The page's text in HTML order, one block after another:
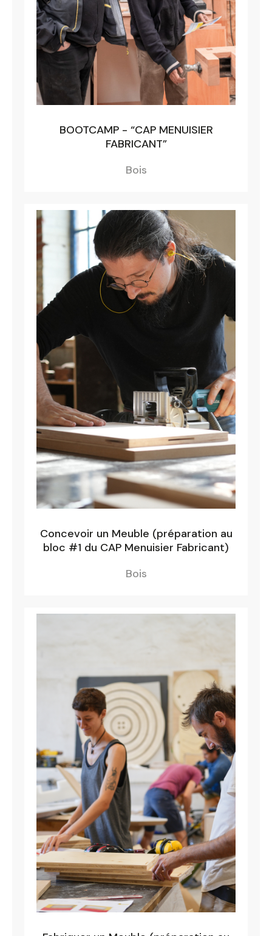
BOOTCAMP - “CAP MENUISIER
FABRICANT”
Bois
Concevoir un Meuble (préparation au
bloc #1 du CAP Menuisier Fabricant)
Bois